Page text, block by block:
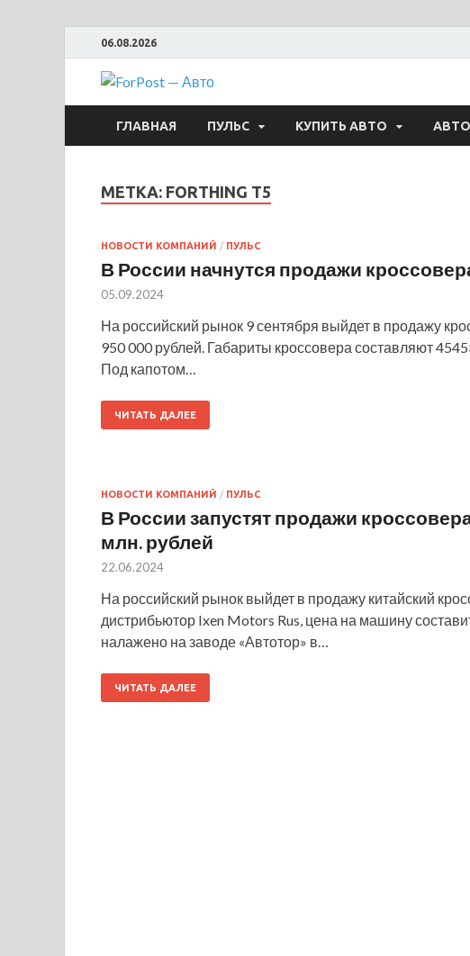
06.08.2026
ForPost —
ГЛАВНАЯ ПУЛЬС КУПИТЬ АВТО
МЕТКА: FORTHING T5
НОВОСТИ КОМПАНИЙ / ПУЛЬС
В России начнутся продажи
05.09.2024
На российский рынок 9 сентября выйдет в продажу
950 000 рублей. Габариты кроссовера составляют
Под капотом…
ЧИТАТЬ ДАЛЕЕ
НОВОСТИ КОМПАНИЙ / ПУЛЬС
В России запустят продажи
млн. рублей
22.06.2024
На российский рынок выйдет в продажу китайский
дистрибьютор Ixen Motors Rus, цена на машину
налажено на заводе «Автотор» в…
ЧИТАТЬ ДАЛЕЕ